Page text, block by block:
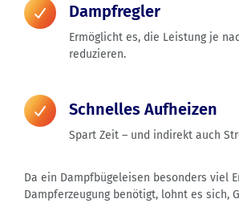
Dampfregler
Ermöglicht es, die Leistung je
reduzieren.
Schnelles Aufheizen
Spart Zeit – und indirekt auch
Da ein Dampfbügeleisen besonders viel
Dampferzeugung benötigt, lohnt es sich,